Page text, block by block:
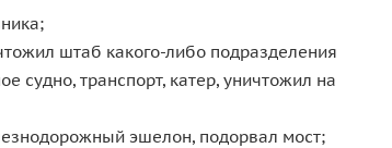
штаб какого-либо подразделения
судно, транспорт, катер, уничтожил на
эшелон, подорвал мост;